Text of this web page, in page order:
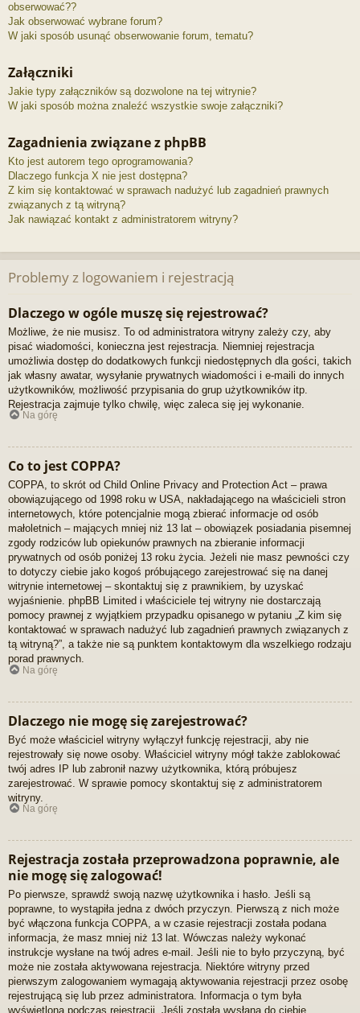
obserwować??
Jak obserwować wybrane forum?
W jaki sposób usunąć obserwowanie forum, tematu?
Załączniki
Jakie typy załączników są dozwolone na tej witrynie?
W jaki sposób można znaleźć wszystkie swoje załączniki?
Zagadnienia związane z phpBB
Kto jest autorem tego oprogramowania?
Dlaczego funkcja X nie jest dostępna?
Z kim się kontaktować w sprawach nadużyć lub zagadnień prawnych
związanych z tą witryną?
Jak nawiązać kontakt z administratorem witryny?
Problemy z logowaniem i rejestracją
Dlaczego w ogóle muszę się rejestrować?
Możliwe, że nie musisz. To od administratora witryny zależy czy, aby
pisać wiadomości, konieczna jest rejestracja. Niemniej rejestracja
umożliwia dostęp do dodatkowych funkcji niedostępnych dla gości, takich
jak własny awatar, wysyłanie prywatnych wiadomości i e-maili do innych
użytkowników, możliwość przypisania do grup użytkowników itp.
Rejestracja zajmuje tylko chwilę, więc zaleca się jej wykonanie.
Na górę
Co to jest COPPA?
COPPA, to skrót od Child Online Privacy and Protection Act – prawa
obowiązującego od 1998 roku w USA, nakładającego na właścicieli stron
internetowych, które potencjalnie mogą zbierać informacje od osób
małoletnich – mających mniej niż 13 lat – obowiązek posiadania pisemnej
zgody rodziców lub opiekunów prawnych na zbieranie informacji
prywatnych od osób poniżej 13 roku życia. Jeżeli nie masz pewności czy
to dotyczy ciebie jako kogoś próbującego zarejestrować się na danej
witrynie internetowej – skontaktuj się z prawnikiem, by uzyskać
wyjaśnienie. phpBB Limited i właściciele tej witryny nie dostarczają
pomocy prawnej z wyjątkiem przypadku opisanego w pytaniu „Z kim się
kontaktować w sprawach nadużyć lub zagadnień prawnych związanych z
tą witryną?”, a także nie są punktem kontaktowym dla wszelkiego rodzaju
porad prawnych.
Na górę
Dlaczego nie mogę się zarejestrować?
Być może właściciel witryny wyłączył funkcję rejestracji, aby nie
rejestrowały się nowe osoby. Właściciel witryny mógł także zablokować
twój adres IP lub zabronił nazwy użytkownika, którą próbujesz
zarejestrować. W sprawie pomocy skontaktuj się z administratorem
witryny.
Na górę
Rejestracja została przeprowadzona poprawnie, ale
nie mogę się zalogować!
Po pierwsze, sprawdź swoją nazwę użytkownika i hasło. Jeśli są
poprawne, to wystąpiła jedna z dwóch przyczyn. Pierwszą z nich może
być włączona funkcja COPPA, a w czasie rejestracji została podana
informacja, że masz mniej niż 13 lat. Wówczas należy wykonać
instrukcje wysłane na twój adres e-mail. Jeśli nie to było przyczyną, być
może nie została aktywowana rejestracja. Niektóre witryny przed
pierwszym zalogowaniem wymagają aktywowania rejestracji przez osobę
rejestrującą się lub przez administratora. Informacja o tym była
wyświetlona podczas rejestracji. Jeśli została wysłana do ciebie